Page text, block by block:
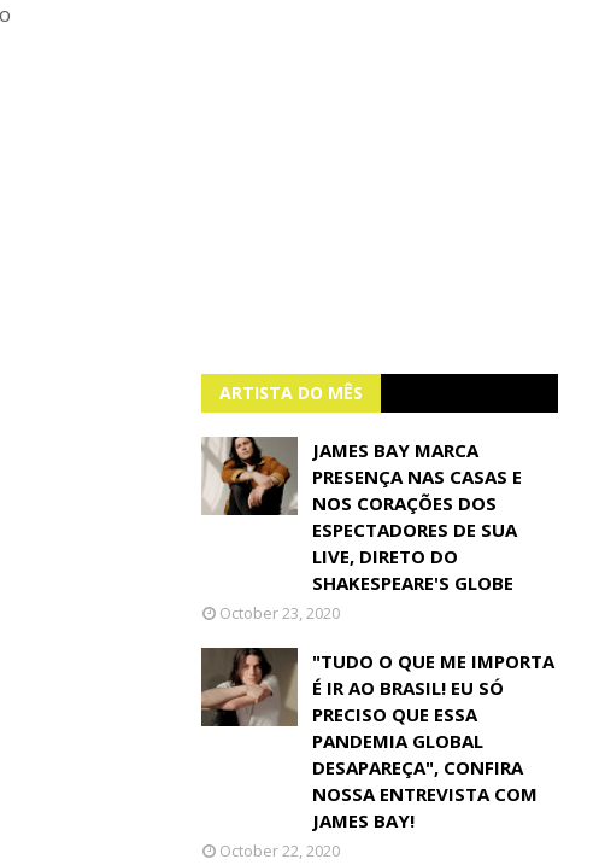
ARTISTA DO MÊS
JAMES BAY MARCA
PRESENÇA NAS CASAS E
NOS CORAÇÕES DOS
ESPECTADORES DE SUA
LIVE, DIRETO DO
SHAKESPEARE'S GLOBE
October 23, 2020
"TUDO O QUE ME IMPORTA
É IR AO BRASIL! EU SÓ
PRECISO QUE ESSA
PANDEMIA GLOBAL
DESAPAREÇA", CONFIRA
NOSSA ENTREVISTA COM
JAMES BAY!
October 22, 2020